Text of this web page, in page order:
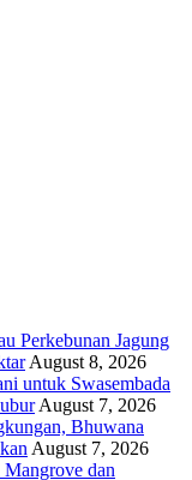
Perkebunan Jagung
August 8, 2026
untuk Swasembada
August 7, 2026
Bhuwana
August 7, 2026
dan